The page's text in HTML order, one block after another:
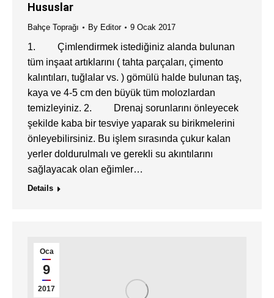
Hususlar
Bahçe Toprağı By Editor 9 Ocak 2017
1. Çimlendirmek istediğiniz alanda bulunan
tüm inşaat artıklarını ( tahta parçaları, çimento
kalıntıları, tuğlalar vs. ) gömülü halde bulunan taş,
kaya ve 4-5 cm den büyük tüm molozlardan
temizleyiniz. 2. Drenaj sorunlarını önleyecek
şekilde kaba bir tesviye yaparak su birikmelerini
önleyebilirsiniz. Bu işlem sırasında çukur kalan
yerler doldurulmalı ve gerekli su akıntılarını
sağlayacak olan eğimler…
Details
Oca
9
2017